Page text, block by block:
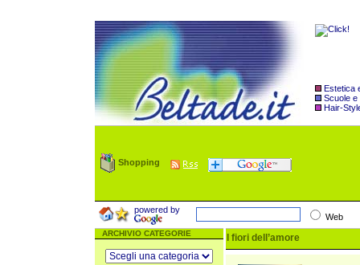
Estetica
Scuole e
Hair-
Shopping
powered by
Web
ARCHIVIO CATEGORIE I fiori dell’amore